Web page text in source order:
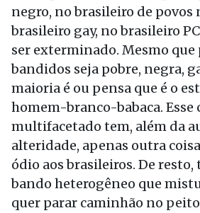
negro, no brasileiro de povos
brasileiro gay, no brasileiro
ser exterminado. Mesmo que
bandidos seja pobre, negra,
maioria é ou pensa que é o
homem-branco-babaca. Esse
multifacetado tem, além da
alteridade, apenas outra
ódio aos brasileiros. De
bando heterogêneo que
quer parar caminhão no